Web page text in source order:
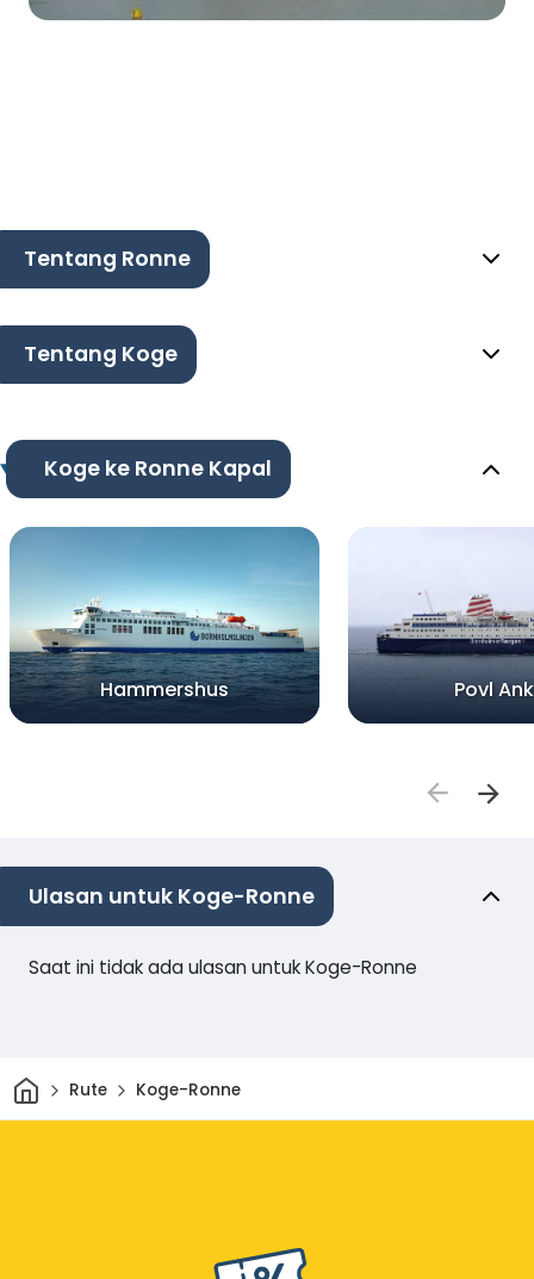
Tentang Ronne
Tentang Koge
Koge ke Ronne Kapal
Hammershus Povl
Ulasan untuk Koge-Ronne
Saat ini tidak ada ulasan untuk Koge-Ronne
Rumah
Rute Koge-Ronne